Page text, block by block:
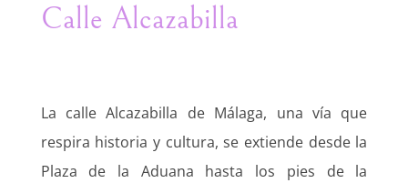
Calle Alcazabilla
La calle Alcazabilla de Málaga, una vía que
respira historia y cultura, se extiende desde la
Plaza de la Aduana hasta los pies de la